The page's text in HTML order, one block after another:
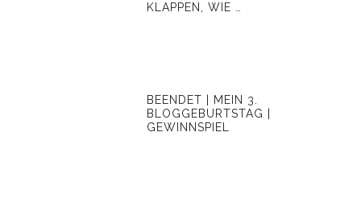
KLAPPEN, WIE …
BEENDET | MEIN 3.
BLOGGEBURTSTAG |
GEWINNSPIEL